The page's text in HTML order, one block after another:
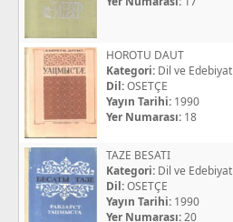
HOROTU DAUT
Kategori: Dil ve Edebiyat
Dil:OSETÇE
Yayın Tarihi: 1990
Yer Numarası: 18
TAZE BESATI
Kategori: Dil ve Edebiyat
Dil:OSETÇE
Yayın Tarihi: 1990
Yer Numarası:20